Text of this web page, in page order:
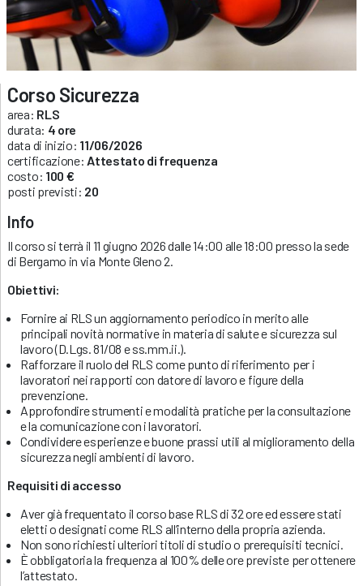
Corso Sicurezza
area: RLS
durata: 4 ore
data di inizio: 11/06/2026
certificazione: Attestato di frequenza
costo: 100 €
posti previsti: 20
Info
Il corso si terrà il 11 giugno 2026 dalle 14:00 alle 18:00 presso la sede
di Bergamo in via Monte Gleno 2.
Obiettivi:
Fornire ai RLS un aggiornamento periodico in merito alle
principali novità normative in materia di salute e sicurezza sul
lavoro (D.Lgs. 81/08 e ss.mm.ii.).
Rafforzare il ruolo del RLS come punto di riferimento per i
lavoratori nei rapporti con datore di lavoro e figure della
prevenzione.
Approfondire strumenti e modalità pratiche per la consultazione
e la comunicazione con i lavoratori.
Condividere esperienze e buone prassi utili al miglioramento della
sicurezza negli ambienti di lavoro.
Requisiti di accesso
Aver già frequentato il corso base RLS di 32 ore ed essere stati
eletti o designati come RLS all’interno della propria azienda.
Non sono richiesti ulteriori titoli di studio o prerequisiti tecnici.
È obbligatoria la frequenza al 100% delle ore previste per ottenere
l’attestato.